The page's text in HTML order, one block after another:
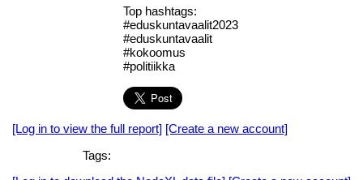
Top hashtags:
#eduskuntavaalit2023
#eduskuntavaalit
#kokoomus
#politiikka
[Log in to view the full report] [Create a new account]
Tags: